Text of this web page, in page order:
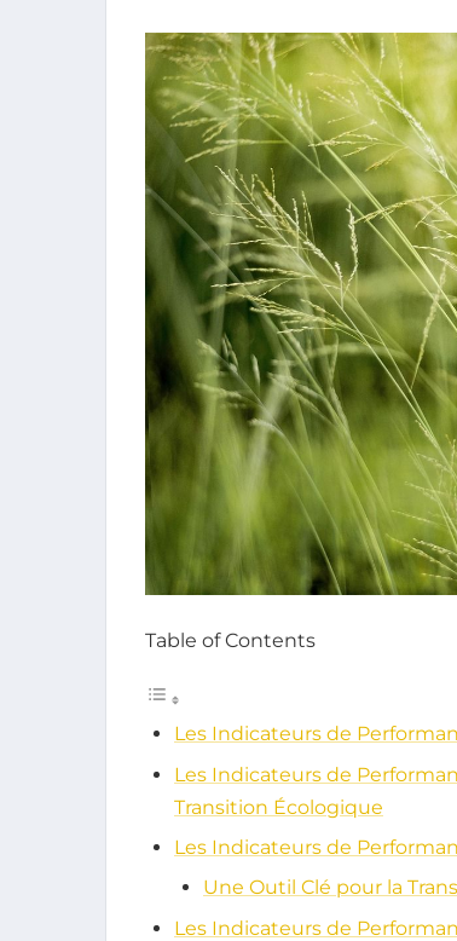
Table of Contents
Les Indicateurs de
Les Indicateurs de
Transition Écologique
Les Indicateurs de
Une Outil Clé pour la
Les Indicateurs de